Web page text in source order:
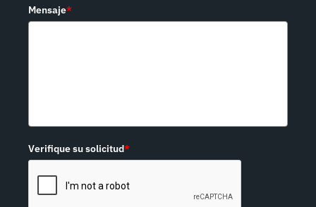
Mensaje*
Verifique su solicitud*